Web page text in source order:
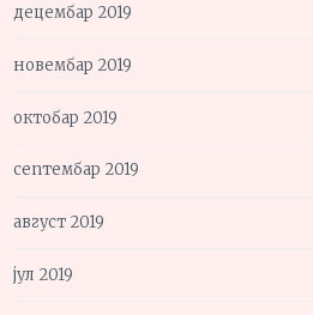
децембар 2019
новембар 2019
октобар 2019
септембар 2019
август 2019
јул 2019